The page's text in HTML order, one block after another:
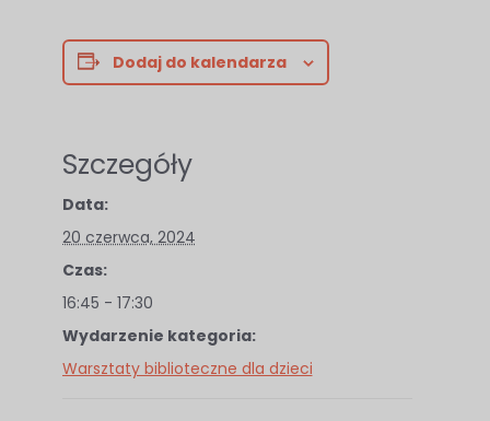
Dodaj do kalendarza
Szczegóły
Data:
20 czerwca, 2024
Czas:
16:45 - 17:30
Wydarzenie kategoria:
Warsztaty biblioteczne dla dzieci